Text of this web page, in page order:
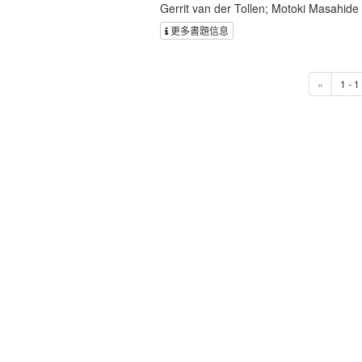
Gerrit van der Tollen; Motoki Masahide
更多書題信息
« 1 -